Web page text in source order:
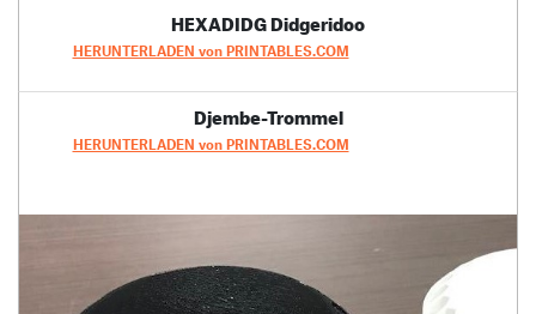
HEXADIDG Didgeridoo
HERUNTERLADEN von PRINTABLES.COM
Djembe-Trommel
HERUNTERLADEN von PRINTABLES.COM